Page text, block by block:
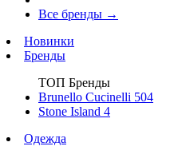
Все бренды →
Новинки
Бренды
ТОП Бренды
Brunello Cucinelli 504
Stone Island 4
Одежда